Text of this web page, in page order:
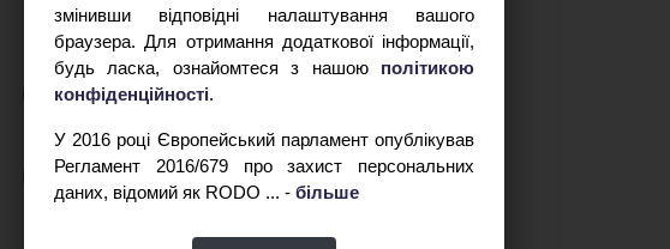
змінивши відповідні налаштування вашого
браузера. Для отримання додаткової інформації,
будь ласка, ознайомтеся з нашоюполітикою
конфіденційності.
У 2016 році Європейський парламент опублікував
Регламент 2016/679 про захист персональних
даних, відомий як RODO ... - більше